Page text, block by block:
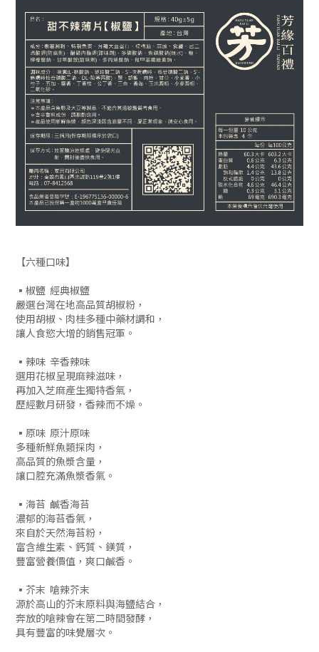
【六種口味】
▪椒鹽 經典椒鹽
嚴選台灣在地高品質胡椒粉，
使用胡椒、肉桂多種中藥材調和，
讓人食慾大增的銷售冠軍。
▪辣味 辛香辣味
選用花椒呈現麻辣滋味，
再加入芝麻產生獨特香氣，
歷經數月研發，香辣而不燥。
▪原味 原汁原味
多種新鮮魚類採肉，
高品質的魚漿含量，
讓口腔充滿魚漿香氣。
▪海苔 鹹香海苔
濃郁的海苔香氣，
來自於天然海苔粉，
富含維生素、鈣質、鎂質，
豐富營養價值，爽口鹹香。
▪芥末 嗆辣芥末
源於高山的芥末原料與海鹽結合，
奔放的嗆辣會在第二時間發酵，
具有豐富的味覺層次。